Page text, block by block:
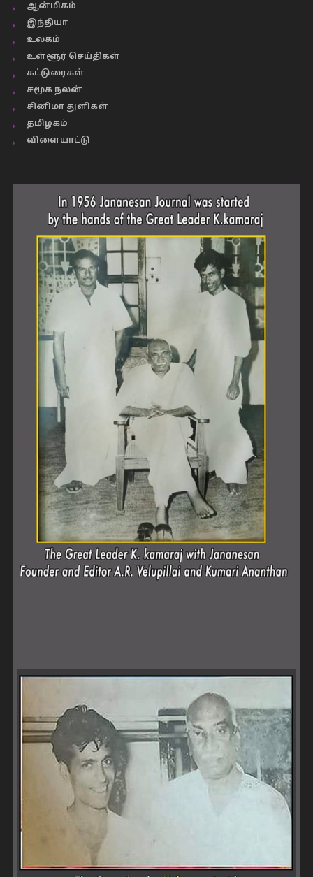
ஆன்மிகம்
இந்தியா
உலகம்
உள்ளூர் செய்திகள்
கட்டுரைகள்
சமூக நலன்
சினிமா துளிகள்
தமிழகம்
விளையாட்டு